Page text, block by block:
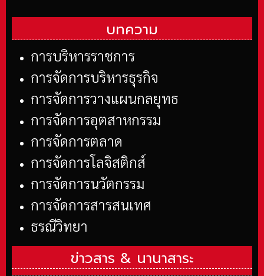
บทความ
การบริหารราชการ
การจัดการบริหารธุรกิจ
การจัดการวางแผนกลยุทธ
การจัดการอุตสาหกรรม
การจัดการตลาด
การจัดการโลจิสติกส์
การจัดการนวัตกรรม
การจัดการสารสนเทศ
ธรณีวิทยา
ข่าวสาร & นานาสาระ